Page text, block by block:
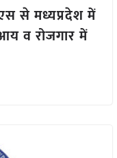
से मध्यप्रदेश में
व रोजगार में